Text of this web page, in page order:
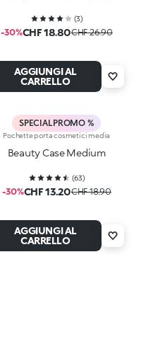
(3)
-30%CHF 18.80CHF 26.90
AGGIUNGI AL
CARRELLO
SPECIAL PROMO %
Pochette porta cosmetici media
Beauty Case Medium
(63)
-30%CHF 13.20CHF 18.90
AGGIUNGI AL
CARRELLO